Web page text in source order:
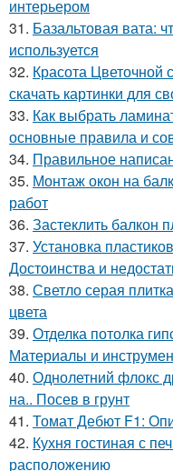
интерьером
31. Базальтовая вата:
используется
32. Красота Цветочной
скачать картинки для
33. Как выбрать
основные правила и
34. Правильное
35. Монтаж окон на
работ
36. Застеклить балкон
37. Установка
Достоинства и
38. Светло серая
цвета
39. Отделка потолка
Материалы и
40. Однолетний флокс
на.. Посев в грунт
41. Томат Дебют F1:
42. Кухня гостиная с
расположению